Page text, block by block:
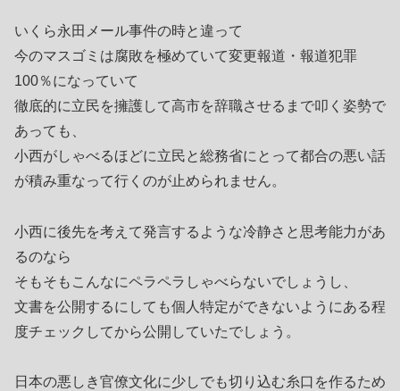
いくら永田メール事件の時と違って
今のマスゴミは腐敗を極めていて変更報道・報道犯罪
100％になっていて
徹底的に立民を擁護して高市を辞職させるまで叩く姿勢で
あっても、
小西がしゃべるほどに立民と総務省にとって都合の悪い話
が積み重なって行くのが止められません。
小西に後先を考えて発言するような冷静さと思考能力があ
るのなら
そもそもこんなにペラペラしゃべらないでしょうし、
文書を公開するにしても個人特定ができないようにある程
度チェックしてから公開していたでしょう。
日本の悪しき官僚文化に少しでも切り込む糸口を作るため